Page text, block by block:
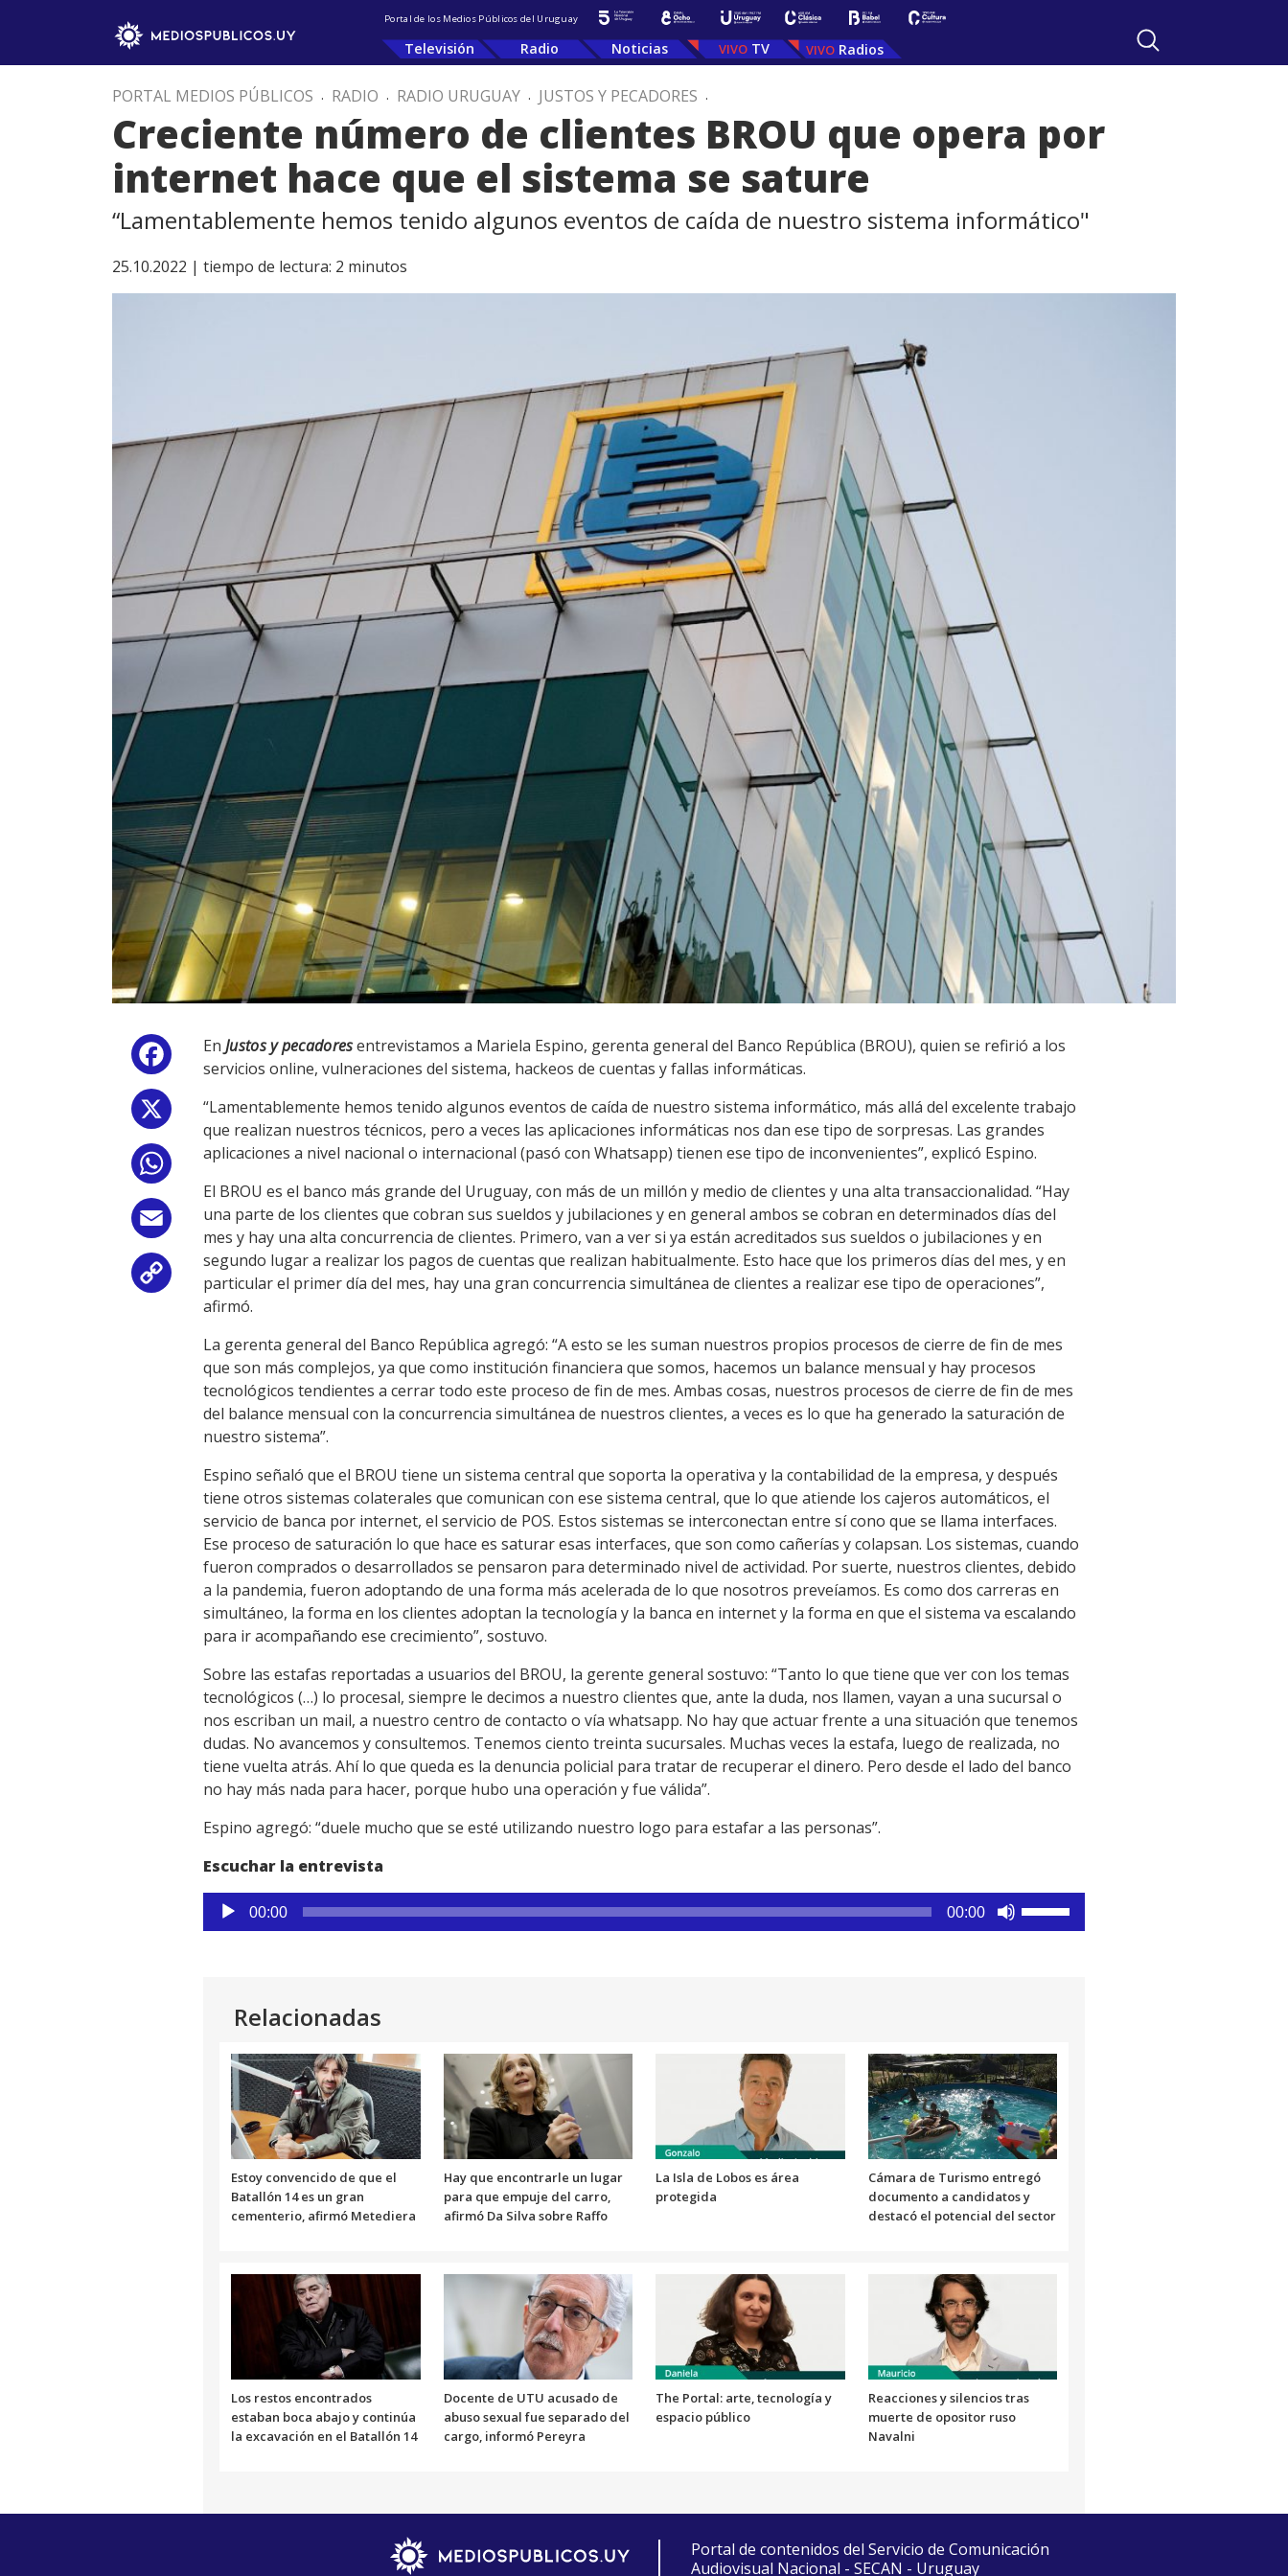
Portal de los Medios Públicos del Uruguay
Televisión Radio Noticias TV Radios
PORTAL MEDIOS PÚBLICOS . RADIO . RADIO URUGUAY . JUSTOS Y PECADORES .
Creciente número de clientes BROU que opera por
internet hace que el sistema se sature
“Lamentablemente hemos tenido algunos eventos de caída de nuestro sistema informático"
25.10.2022 | tiempo de lectura: 2 minutos
Facebook
WhatsApp
Email
Copy
Link
En Justos y pecadoresentrevistamos a Mariela Espino, gerenta general del Banco República (BROU), quien se refirió a los
servicios online, vulneraciones del sistema, hackeos de cuentas y fallas informáticas.
“Lamentablemente hemos tenido algunos eventos de caída de nuestro sistema informático, más allá del excelente trabajo
que realizan nuestros técnicos, pero a veces las aplicaciones informáticas nos dan ese tipo de sorpresas. Las grandes
aplicaciones a nivel nacional o internacional (pasó con Whatsapp) tienen ese tipo de inconvenientes”, explicó Espino.
El BROU es el banco más grande del Uruguay, con más de un millón y medio de clientes y una alta transaccionalidad. “Hay
una parte de los clientes que cobran sus sueldos y jubilaciones y en general ambos se cobran en determinados días del
mes y hay una alta concurrencia de clientes. Primero, van a ver si ya están acreditados sus sueldos o jubilaciones y en
segundo lugar a realizar los pagos de cuentas que realizan habitualmente. Esto hace que los primeros días del mes, y en
particular el primer día del mes, hay una gran concurrencia simultánea de clientes a realizar ese tipo de operaciones”,
afirmó.
La gerenta general del Banco República agregó: “A esto se les suman nuestros propios procesos de cierre de fin de mes
que son más complejos, ya que como institución financiera que somos, hacemos un balance mensual y hay procesos
tecnológicos tendientes a cerrar todo este proceso de fin de mes. Ambas cosas, nuestros procesos de cierre de fin de mes
del balance mensual con la concurrencia simultánea de nuestros clientes, a veces es lo que ha generado la saturación de
nuestro sistema”.
Espino señaló que el BROU tiene un sistema central que soporta la operativa y la contabilidad de la empresa, y después
tiene otros sistemas colaterales que comunican con ese sistema central, que lo que atiende los cajeros automáticos, el
servicio de banca por internet, el servicio de POS. Estos sistemas se interconectan entre sí cono que se llama interfaces.
Ese proceso de saturación lo que hace es saturar esas interfaces, que son como cañerías y colapsan. Los sistemas, cuando
fueron comprados o desarrollados se pensaron para determinado nivel de actividad. Por suerte, nuestros clientes, debido
a la pandemia, fueron adoptando de una forma más acelerada de lo que nosotros preveíamos. Es como dos carreras en
simultáneo, la forma en los clientes adoptan la tecnología y la banca en internet y la forma en que el sistema va escalando
para ir acompañando ese crecimiento”, sostuvo.
Sobre las estafas reportadas a usuarios del BROU, la gerente general sostuvo: “Tanto lo que tiene que ver con los temas
tecnológicos (…) lo procesal, siempre le decimos a nuestro clientes que, ante la duda, nos llamen, vayan a una sucursal o
nos escriban un mail, a nuestro centro de contacto o vía whatsapp. No hay que actuar frente a una situación que tenemos
dudas. No avancemos y consultemos. Tenemos ciento treinta sucursales. Muchas veces la estafa, luego de realizada, no
tiene vuelta atrás. Ahí lo que queda es la denuncia policial para tratar de recuperar el dinero. Pero desde el lado del banco
no hay más nada para hacer, porque hubo una operación y fue válida”.
Espino agregó: “duele mucho que se esté utilizando nuestro logo para estafar a las personas”.
Escuchar la entrevista
Reproductor
de
00:00 00:00
aumentar
o
disminuir
el
volumen.
Relacionadas
Estoy convencido de que el
Batallón 14 es un gran
cementerio, afirmó Metediera
Hay que encontrarle un lugar
para que empuje del carro,
afirmó Da Silva sobre Raffo
La Isla de Lobos es área
protegida
Cámara de Turismo entregó
documento a candidatos y
destacó el potencial del sector
Los restos encontrados
estaban boca abajo y continúa
la excavación en el Batallón 14
Docente de UTU acusado de
abuso sexual fue separado del
cargo, informó Pereyra
The Portal: arte, tecnología y
espacio público
Reacciones y silencios tras
muerte de opositor ruso
Navalni
Portal de contenidos del Servicio de Comunicación
Audiovisual Nacional - SECAN - Uruguay